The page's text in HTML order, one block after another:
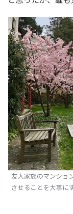
友人家族のマンショ
させることを大事に